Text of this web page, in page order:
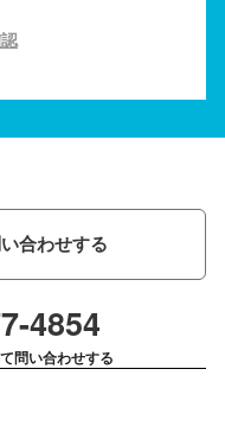
合わせする
4854
問い合わせする